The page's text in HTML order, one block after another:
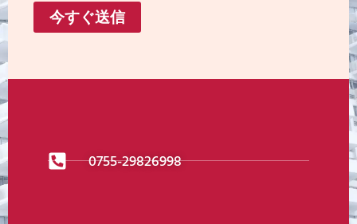
今すぐ送信
0755-29826998